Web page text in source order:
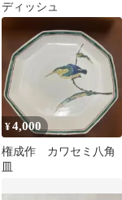
ディッシュ
¥4,000
権成作 カワセミ八角